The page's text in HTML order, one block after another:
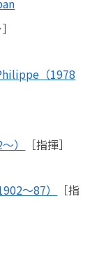
（1978
） ［指揮］
～87）
［指